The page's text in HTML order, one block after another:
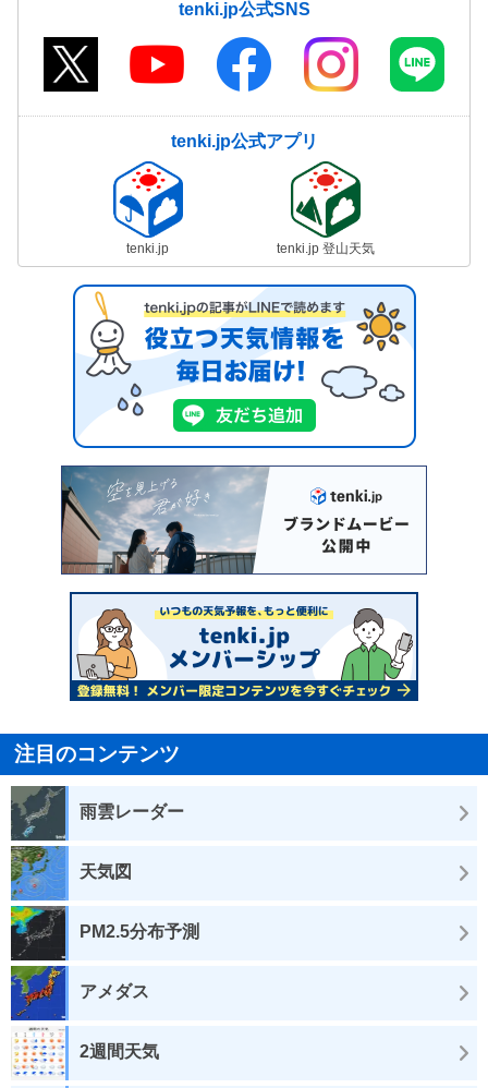
tenki.jp公式SNS
tenki.jp公式アプリ
tenki.jp tenki.jp 登山天気
注目のコンテンツ
雨雲レーダー
天気図
PM2.5分布予測
アメダス
2週間天気